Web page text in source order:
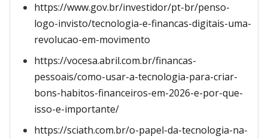
https://www.gov.br/investidor/pt-br/penso-
logo-invisto/tecnologia-e-financas-digitais-uma-
revolucao-em-movimento
https://vocesa.abril.com.br/financas-
pessoais/como-usar-a-tecnologia-para-criar-
bons-habitos-financeiros-em-2026-e-por-que-
isso-e-importante/
https://sciath.com.br/o-papel-da-tecnologia-na-